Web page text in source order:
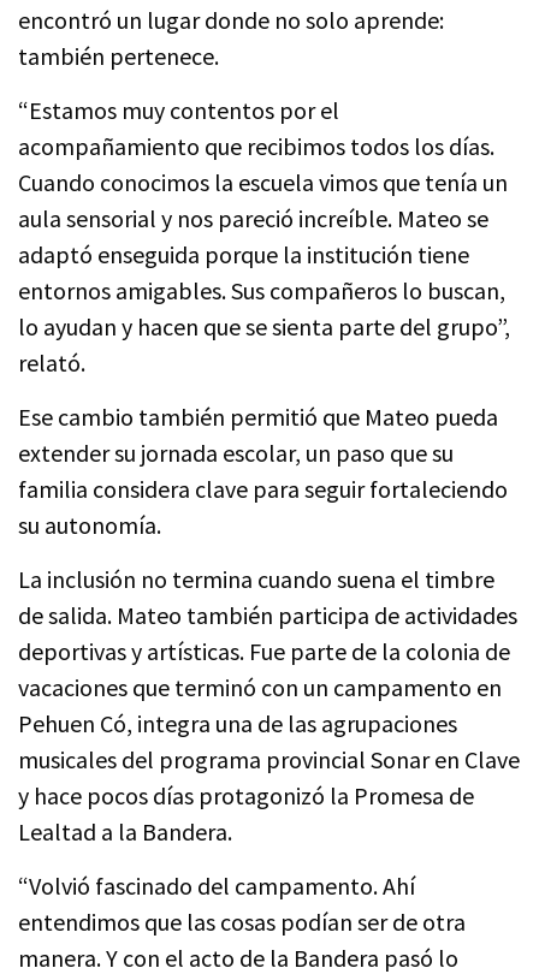
encontró un lugar donde no solo aprende:
también pertenece.
“Estamos muy contentos por el
acompañamiento que recibimos todos los días.
Cuando conocimos la escuela vimos que tenía un
aula sensorial y nos pareció increíble. Mateo se
adaptó enseguida porque la institución tiene
entornos amigables. Sus compañeros lo buscan,
lo ayudan y hacen que se sienta parte del grupo”,
relató.
Ese cambio también permitió que Mateo pueda
extender su jornada escolar, un paso que su
familia considera clave para seguir fortaleciendo
su autonomía.
La inclusión no termina cuando suena el timbre
de salida. Mateo también participa de actividades
deportivas y artísticas. Fue parte de la colonia de
vacaciones que terminó con un campamento en
Pehuen Có, integra una de las agrupaciones
musicales del programa provincial Sonar en Clave
y hace pocos días protagonizó la Promesa de
Lealtad a la Bandera.
“Volvió fascinado del campamento. Ahí
entendimos que las cosas podían ser de otra
manera. Y con el acto de la Bandera pasó lo